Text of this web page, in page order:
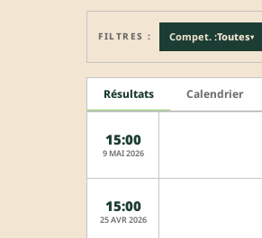
FILTRES : Compet. :Toutes▾
Résultats Calendrier
15:00
9 MAI 2026
15:00
25 AVR 2026